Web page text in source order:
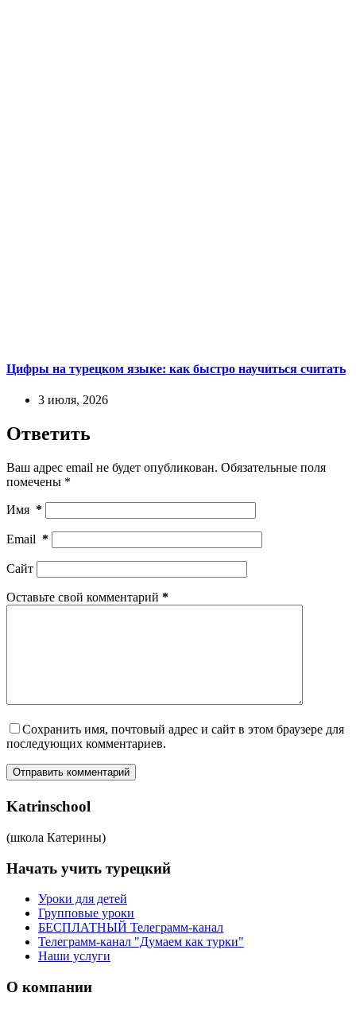
Цифры на турецком языке: как быстро научиться считать
3 июля, 2026
Ответить
Ваш адрес email не будет опубликован. Обязательные поля
помечены *
Имя *
Email *
Сайт
Оставьте свой комментарий *
Сохранить имя, почтовый адрес и сайт в этом браузере для
последующих комментариев.
Отправить комментарий
Katrinschool
(школа Катерины)
Начать учить турецкий
Уроки для детей
Групповые уроки
БЕСПЛАТНЫЙ Телеграмм-канал
Телеграмм-канал "Думаем как турки"
Наши услуги
О компании